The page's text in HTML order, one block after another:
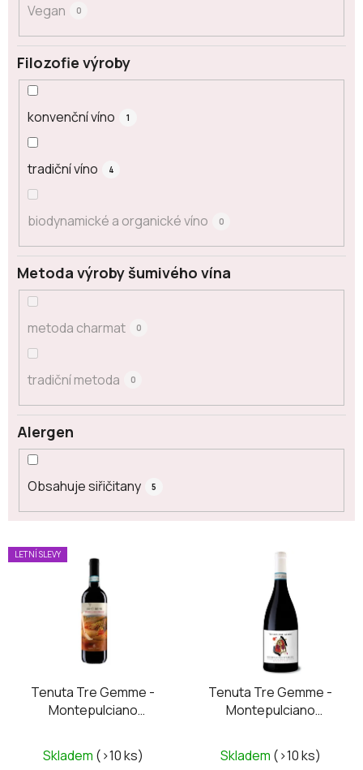
Vegan 0
Filozofie výroby
konvenční víno 1
tradiční víno 4
biodynamické a organické víno 0
Metoda výroby šumivého vína
metoda charmat 0
tradiční metoda 0
Alergen
Obsahuje siřičitany 5
V
ý
LETNÍ SLEVY
Tenuta Tre Gemme -
Montepulciano
Santirene 2020
Skladem (>10 ks)
Tenuta Tre Gemme -
Montepulciano
Skladem (>10 ks)